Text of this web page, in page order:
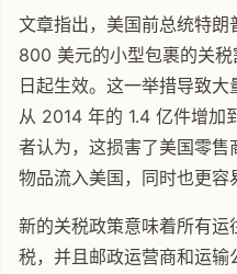
文章指出，美国前总统特
800 美元的小型包裹的关
日起生效。这一举措导致大
从 2014 年的 1.4 亿件增
者认为，这损害了美国零
物品流入美国，同时也更容
新的关税政策意味着所有
税，并且邮政运营商和运